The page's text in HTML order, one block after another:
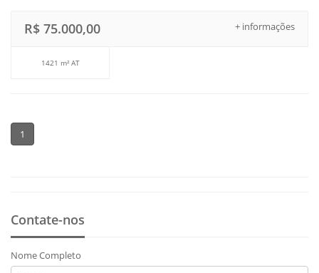
+ informações
R$ 75.000,00
1421 m² AT
1
Contate-nos
Nome Completo